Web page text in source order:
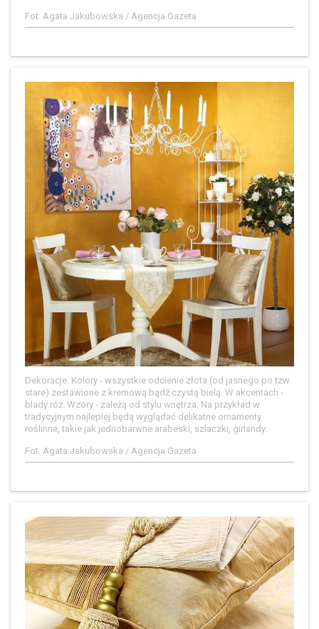
Fot. Agata Jakubowska / Agencja Gazeta
Dekoracje. Kolory - wszystkie odcienie złota (od jasnego po tzw.
stare) zestawione z kremową bądź czystą bielą. W akcentach -
blady róż. Wzory - zależą od stylu wnętrza. Na przykład w
tradycyjnym najlepiej będą wyglądać delikatne ornamenty
roślinne, takie jak jednobarwne arabeski, szlaczki, girlandy.
Fot. Agata Jakubowska / Agencja Gazeta